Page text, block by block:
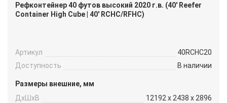
Рефконтейнер 40 футов высокий 2020 г.в. (40′ Reefer
Container High Cube | 40′ RCHC/RFHC)
Артикул
40RCHC20
Доступность
В наличии
Размеры внешние, мм
ДxШxВ
12192 x 2438 x 2896